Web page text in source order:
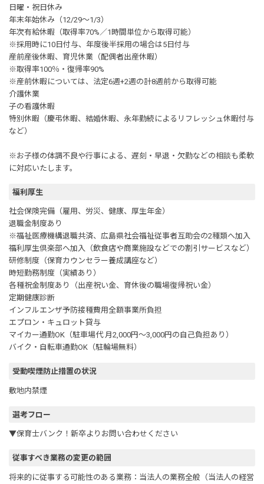
日曜・祝日休み
年末年始休み（12/29～1/3）
年次有給休暇（取得率70%／1時間単位から取得可能）
※採用時に10日付与、年度後半採用の場合は5日付与
産前産後休暇、育児休業（配偶者出産休暇）
※取得率100％・復帰率90%
※産前休暇については、法定6週+2週の計8週前から取得可能
介護休業
子の看護休暇
特別休暇（慶弔休暇、結婚休暇、永年勤続によるリフレッシュ休暇付与
など）
※お子様の体調不良や行事による、遅刻・早退・欠勤などの相談も柔軟
に対応いたします。
福利厚生
社会保険完備（雇用、労災、健康、厚生年金）
退職金制度あり
※福祉医療機構退職共済、広島県社会福祉従事者互助会の2種類へ加入
福利厚生倶楽部へ加入（飲食店や商業施設などでの割引サービスなど）
研修制度（保育カウンセラー養成講座など）
時短勤務制度（実績あり）
各種祝金制度あり（出産祝い金、育休後の職場復帰祝い金）
定期健康診断
インフルエンザ予防接種費用全額事業所負担
エプロン・キュロット貸与
マイカー通勤OK（駐車場代 月2,000円～3,000円の自己負担あり）
バイク・自転車通勤OK（駐輪場無料）
受動喫煙防止措置の状況
敷地内禁煙
選考フロー
▼保育士バンク！新卒よりお問い合わせください
従事すべき業務の変更の範囲
将来的に従事する可能性のある業務：当法人の業務全般（当法人の経営